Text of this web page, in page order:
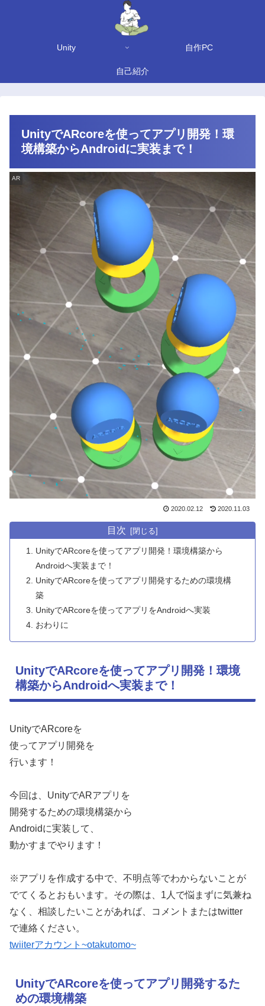
Unity 自作PC
自己紹介
UnityでARcoreを使ってアプリ開発！環
境構築からAndroidに実装まで！
AR
2020.02.12 2020.11.03
目次
UnityでARcoreを使ってアプリ開発！環境構築から
Androidへ実装まで！
UnityでARcoreを使ってアプリ開発するための環境構
築
UnityでARcoreを使ってアプリをAndroidへ実装
おわりに
UnityでARcoreを使ってアプリ開発！環境
構築からAndroidへ実装まで！
UnityでARcoreを
使ってアプリ開発を
行います！
今回は、UnityでARアプリを
開発するための環境構築から
Androidに実装して、
動かすまでやります！
※アプリを作成する中で、不明点等でわからないことが
でてくるとおもいます。その際は、1人で悩まずに気兼ね
なく、相談したいことがあれば、コメントまたはtwitter
で連絡ください。
twiiterアカウント~otakutomo~
UnityでARcoreを使ってアプリ開発するた
めの環境構築